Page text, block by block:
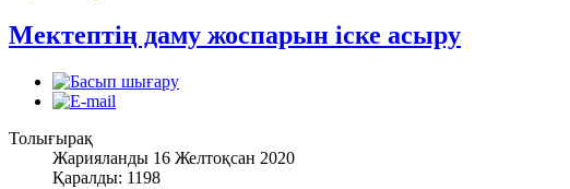
Мектептің даму жоспарын іске асыру
Толығырақ
Жарияланды 16 Желтоқсан 2020
Қаралды: 1198